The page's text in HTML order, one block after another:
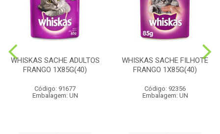
WHISKAS SACHE ADULTOS
FRANGO 1X85G(40)
Código: 91677
Embalagem: UN
WHISKAS SACHE FILHOTE
FRANGO 1X85G(40)
Código: 92356
Embalagem: UN